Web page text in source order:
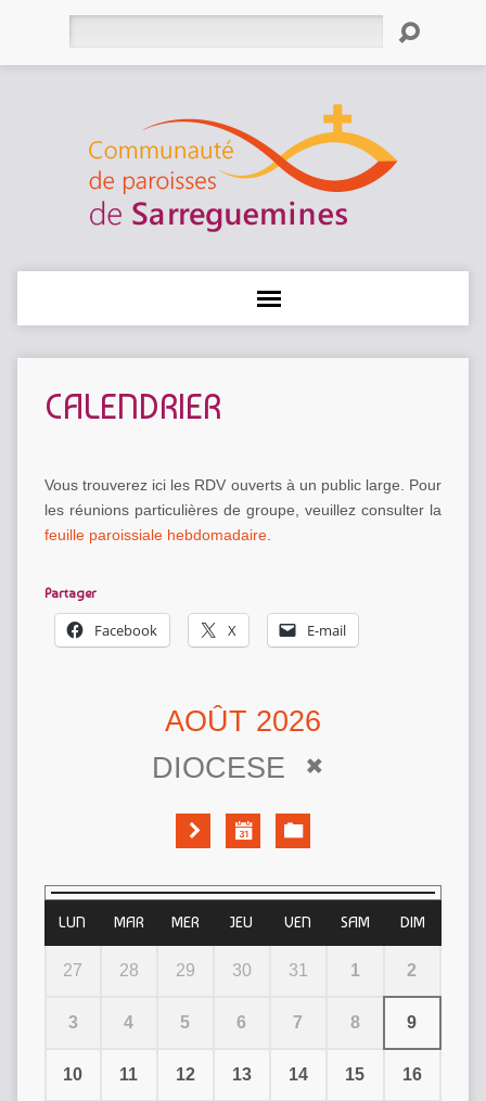
CALENDRIER
Vous trouverez ici les RDV ouverts à un public large. Pour
les réunions particulières de groupe, veuillez consulter la
feuille paroissiale hebdomadaire.
Partager
Facebook X E-mail
AOÛT 2026
DIOCESE
LUN MAR MER JEU VEN SAM DIM
27 28 29 30 31 1 2
3 4 5 6 7 8 9
10 11 12 13 14 15 16